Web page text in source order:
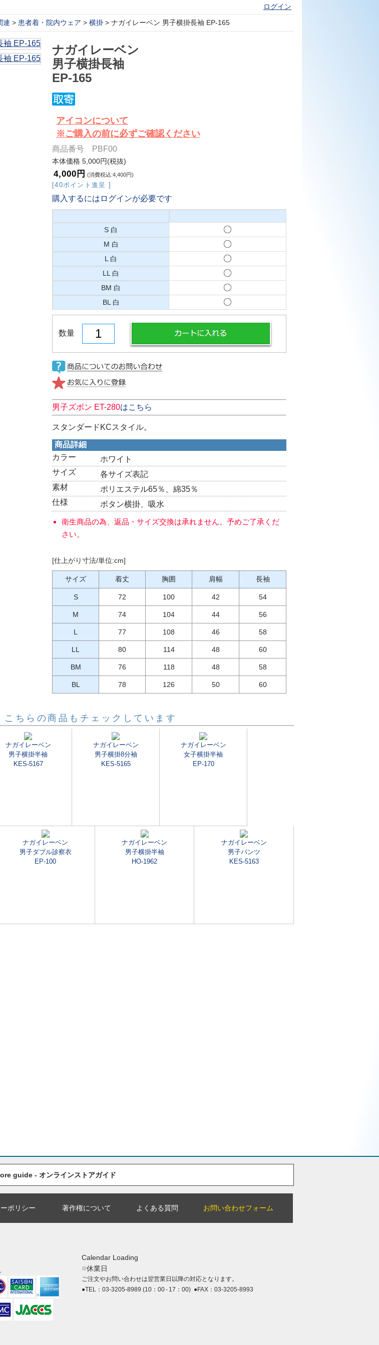
ログイン
連 > 患者着・院内ウェア > 横掛 > ナガイレーベン 男子横掛長袖 EP-165
ナガイレーベン
男子横掛長袖
EP-165
アイコンについて
※ご購入の前に必ずご確認ください
商品番号 PBF00
本体価格 5,000円(税抜)
4,000円 (消費税込:4,400円)
[40ポイント進呈 ]
購入するにはログインが必要です
S 白
M 白
L 白
LL 白
BM 白
BL 白
数量
男子ズボン ET-280はこちら
スタンダードKCスタイル。
商品詳細
カラー
ホワイト
サイズ
各サイズ表記
素材
ポリエステル65％、綿35％
仕様
ボタン横掛、吸水
衛生商品の為、返品・サイズ交換は承れません。予めご了承くだ
さい。
[仕上がり寸法/単位:cm]
サイズ 着丈 胸囲 肩幅 長袖
S 72 100 42 54
M 74 104 44 56
L 77 108 46 58
LL 80 114 48 60
BM 76 118 48 58
BL 78 126 50 60
こちらの商品もチェックしています
ナガイレーベン
男子横掛半袖
KES-5167
ナガイレーベン
男子横掛8分袖
KES-5165
ナガイレーベン
女子横掛半袖
EP-170
ナガイレーベン
男子ダブル診察衣
EP-100
ナガイレーベン
男子横掛半袖
HO-1962
ナガイレーベン
男子パンツ
KES-5163
guide - オンラインストアガイド
ポリシー 著作権について よくある質問 お問い合わせフォーム
Calendar Loading
■休業日
ご注文やお問い合わせは翌営業日以降の対応となります。
●TEL：03-3205-8989 (10：00 - 17：00) ●FAX：03-3205-8993